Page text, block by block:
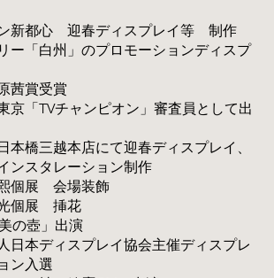
新都心 迎春ディスプレイ等 制作
ー「白州」のプロモーションディスプ
茜賞受賞
京「TVチャンピオン」審査員として出
本橋三越本店にて迎春ディスプレイ、
ンスタレーション制作
個展 会場装飾
個展 挿花
の壺」出演
日本ディスプレイ協会主催ディスプレ
ン入選